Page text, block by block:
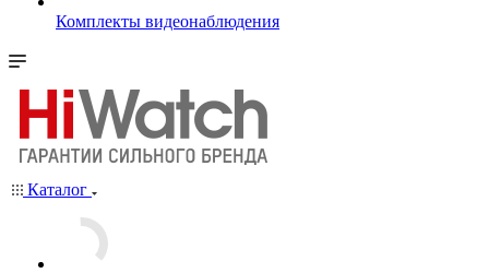
Комплекты видеонаблюдения
Каталог